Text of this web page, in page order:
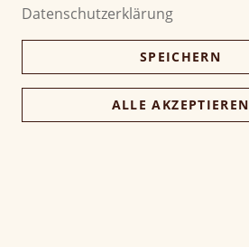
g
d
r
i
Datenschutzerklärung
SPEICHERN
ALLE AKZEPTIEREN